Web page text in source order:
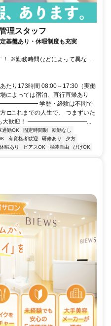
理スタッフ
基盤あり・休暇制度も充実
！ ※勤務時間などによって異なる
たり173時間 08:00～17:30（実働
よっては宿泊、直行直帰あり
学歴・経験は不問で
□これまでの人生で、 つまずいた
も大歓迎！ ━━━━━━━━━━...
通勤OK 固定時間制
転勤なし
有資格者歓迎 研修あり
夕方
暇あり ピアスOK 服装自由 ひげOK